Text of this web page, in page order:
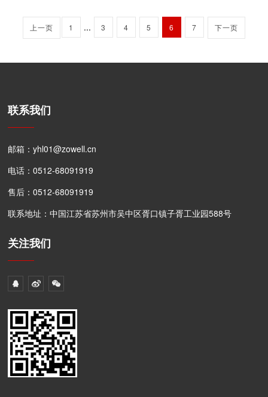
上一页 1 ... 3 4 5 6 7 下一页
联系我们
邮箱：yhl01@zowell.cn
电话：0512-68091919
售后：0512-68091919
联系地址：中国江苏省苏州市吴中区胥口镇子胥工业园588号
关注我们